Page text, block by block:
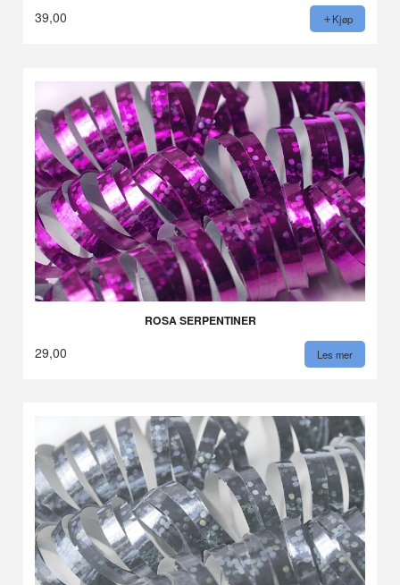
39,00 Kjøp
ROSA SERPENTINER
29,00 Les mer